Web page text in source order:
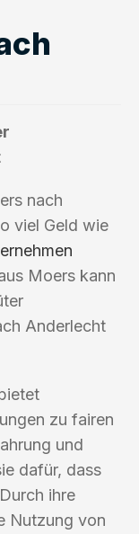
nach
viel Geld wie
Moers kann
Anderlecht
zu fairen
und
dafür, dass
ihre
Nutzung von